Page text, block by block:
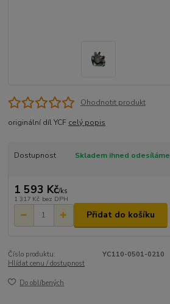
Ohodnotit produkt
originální díl YCF celý popis
Dostupnost Skladem ihned odesíláme
1 593 Kč/ks
1 317 Kč bez DPH
Přidat do košíku
Číslo produktu:
YC110-0501-0210
Hlídat cenu / dostupnost
Do oblíbených